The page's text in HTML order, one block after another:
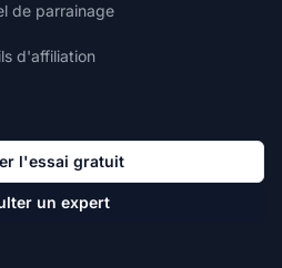
de parrainage
d'affiliation
l'essai gratuit
un expert